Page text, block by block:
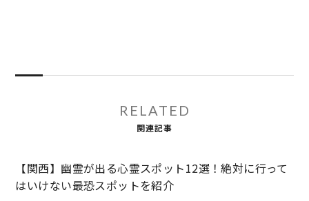
RELATED
関連記事
【関西】幽霊が出る心霊スポット12選！絶対に行って
はいけない最恐スポットを紹介